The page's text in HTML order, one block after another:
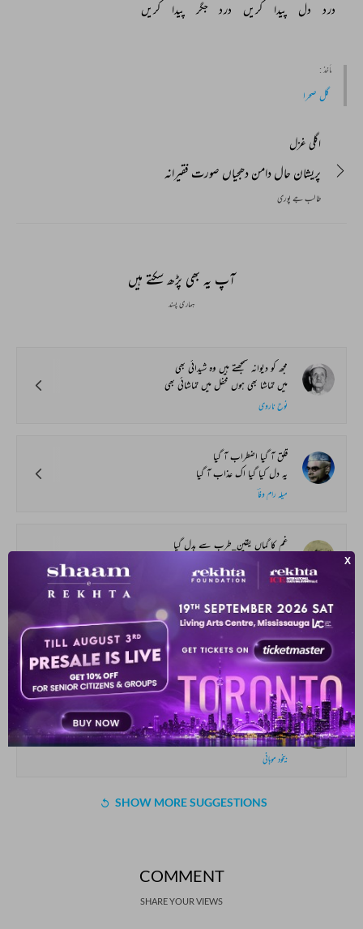
درد
دل پیدا کریں درد جگر پیدا کریں
مأخذ :
گل صحرا
اگلی غزل
پریشان حال دامن دھجیاں صورت فقیرانہ
طالب جے پوری
آپ یہ بھی پڑھ سکتے ہیں
ہماری پسند
مجھ کو دیوانہ سمجھتے ہیں وہ شیدائی بھی
میں تماشا بھی ہوں محفل میں تماشائی بھی
نوح ناروی
قلق آ گیا اضطراب آ گیا
یہ دل کیا گیا اک عذاب آ گیا
میلہ رام وفاؔ
غم کا گماں یقین_طرب سے بدل گیا
احساس_عشق حسن کے سانچے میں ڈھل گیا
علی منظور حیدرآبادی
نیا کھلا ہے شگوفہ کوئی بہار میں کیا
گندھا ہوا ہے مرا دل کسی کے ہار میں کیا
ریاضؔ خیرآبادی
ازل کیا ابتدا حسن_و_محبت کے ترانے کی
ابد کیا صرف اک بدلی ہوئی سرخی فسانے کی
بیخود موہانی
SHOW MORE SUGGESTIONS
COMMENT
SHARE YOUR VIEWS